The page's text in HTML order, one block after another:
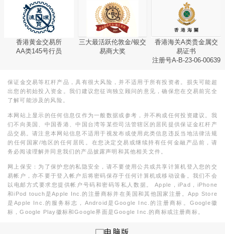
香港黄金交易所
AA类145号行员
三大最活跃伦敦金/银交
易商大奖
香港海关A类贵金属交
易证书
注册号A-B-23-06-00639
保证金交易等杠杆产品，具有很大风险，并不适用于所有投资者。损失可能超
出您的初始投入资金。我们建议您征询独立顾问的意见，确保您在交易前完全
了解可能涉及的风险。
本网站上显示的任何信息仅作为一般数据或参考，并不构成任何投资建议。我
们不向美国、中国香港、中国台湾等某些司法管辖区的居民提供保证金杠杆产
品交易。请注意本网站信息不适用于视发布或使用此类信息违反当地法律法规
的任何国家/地区的任何居民。在您决定交易或继续持有任何金融产品前，请
务必阅读理解并同意我们的产品披露声明和其他相关文件。
网上保安：为了保护您的私隐安全，请不要使用公共或共享计算机登入您的交
易帐户，亦不要于登入帐户后将密码保存于任何计算机或移动设备。我们不会
以电邮方式要求您提供帐户号码和密码等私人数据。 Apple，iPad，iPhone
和iPod touch是Apple Inc.的注册商标并在美国和其他国家注册。App Store
是Apple Inc.的服务标志，Android是Google Inc.的注册商标。Google徽
标，Google Play徽标和Google界面是Google Inc.的商标或注册商标。
电脑版